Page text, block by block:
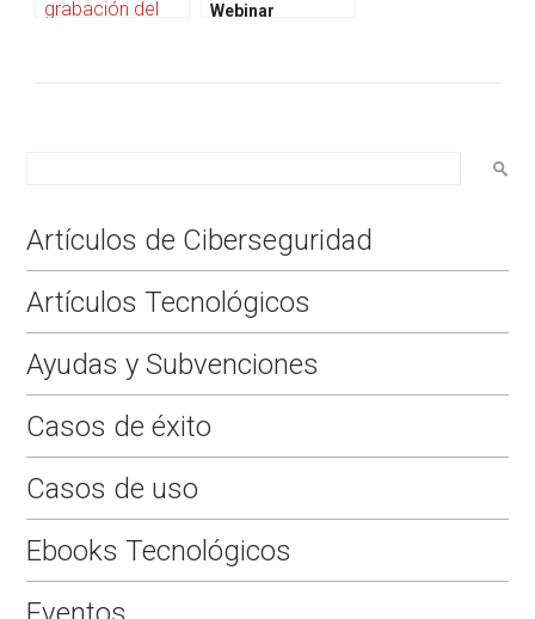
grabación del
Digital: ¿Qué
Webinar
planificación
Artículos de Ciberseguridad
Artículos Tecnológicos
Ayudas y Subvenciones
Casos de éxito
Casos de uso
Ebooks Tecnológicos